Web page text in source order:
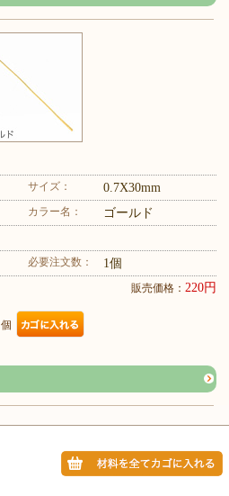
サイズ： 0.7X30mm
カラー名： ゴールド
必要注文数： 1個
販売価格： 220円
個